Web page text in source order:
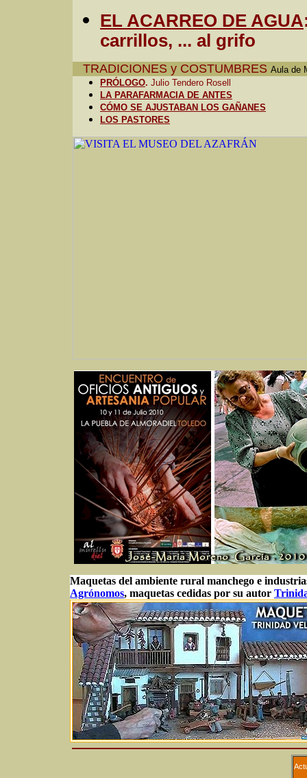
EL ACARREO DE AGUA
carrillos, ... al grifo
TRADICIONES y COSTUMBRES Aula de
PRÓLOGO. Julio Tendero Rosell
LA PARAFARMACIA DE ANTES
CÓMO SE AJUSTABAN LOS GAÑANES
LOS PASTORES
Maquetas del ambiente rural manchego e
Agrónomos, maquetas cedidas por su autor